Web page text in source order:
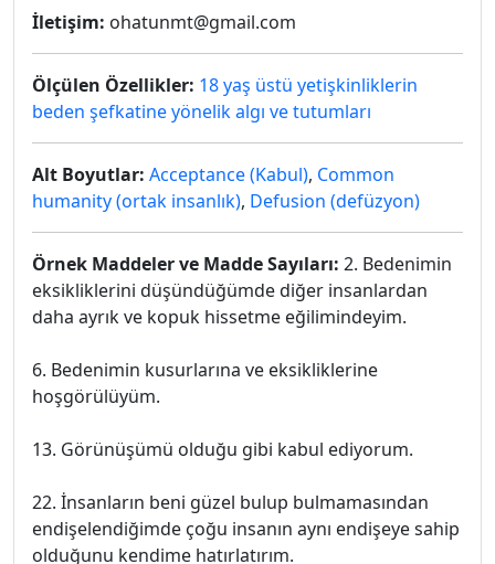
İletişim: ohatunmt@gmail.com
Ölçülen Özellikler: 18 yaş üstü yetişkinliklerin
beden şefkatine yönelik algı ve tutumları
Alt Boyutlar: Acceptance (Kabul), Common
humanity (ortak insanlık), Defusion (defüzyon)
Örnek Maddeler ve Madde Sayıları: 2. Bedenimin
eksikliklerini düşündüğümde diğer insanlardan
daha ayrık ve kopuk hissetme eğilimindeyim.
6. Bedenimin kusurlarına ve eksikliklerine
hoşgörülüyüm.
13. Görünüşümü olduğu gibi kabul ediyorum.
22. İnsanların beni güzel bulup bulmamasından
endişelendiğimde çoğu insanın aynı endişeye sahip
olduğunu kendime hatırlatırım.